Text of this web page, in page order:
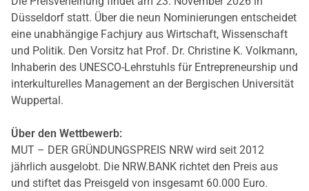
Düsseldorf statt. Über die neun Nominierungen entscheidet
eine unabhängige Fachjury aus Wirtschaft, Wissenschaft
und Politik. Den Vorsitz hat Prof. Dr. Christine K. Volkmann,
Inhaberin des UNESCO-Lehrstuhls für Entrepreneurship und
interkulturelles Management an der Bergischen Universität
Wuppertal.
Über den Wettbewerb:
MUT – DER GRÜNDUNGSPREIS NRW wird seit 2012
jährlich ausgelobt. Die NRW.BANK richtet den Preis aus
und stiftet das Preisgeld von insgesamt 60.000 Euro.